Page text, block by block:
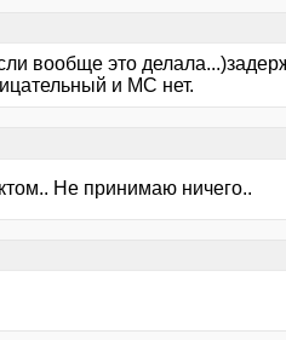
вообще это
и МС нет.
Не принимаю ничего..